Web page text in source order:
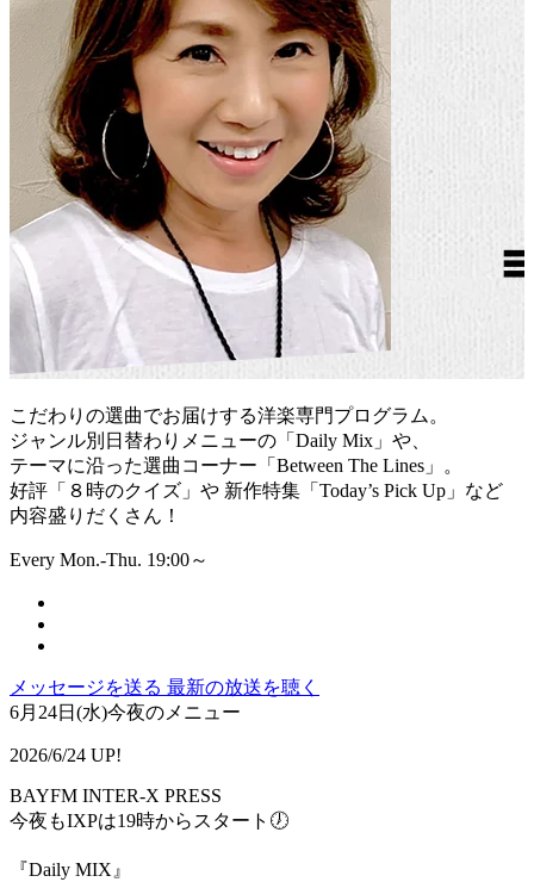
こだわりの選曲でお届けする洋楽専門プログラム。
ジャンル別日替わりメニューの「Daily Mix」や、
テーマに沿った選曲コーナー「Between The Lines」。
好評「８時のクイズ」や 新作特集「Today’s Pick Up」など
内容盛りだくさん！
Every Mon.-Thu. 19:00～
メッセージを送る 最新の放送を聴く
6月24日(水)今夜のメニュー
2026/6/24 UP!
BAYFM INTER-X PRESS
今夜もIXPは19時からスタート🕖
『Daily MIX』